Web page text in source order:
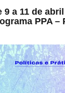
9 a 11 de
PPA –